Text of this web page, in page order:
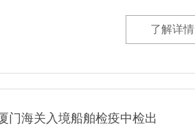
了解详情
门海关入境船舶检疫中检出